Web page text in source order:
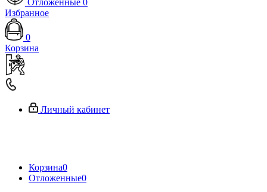
Отложенные 0
Избранное
0
Корзина
Личный кабинет
Корзина0
Отложенные0